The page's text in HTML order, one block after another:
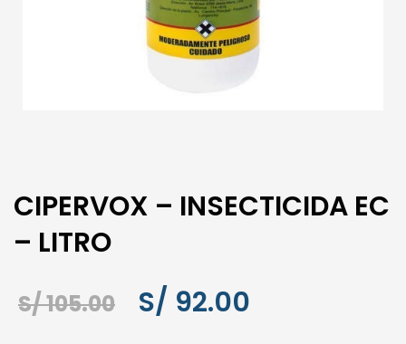
CIPERVOX – INSECTICIDA EC
– LITRO
S/105.00
El
S/ 92.00